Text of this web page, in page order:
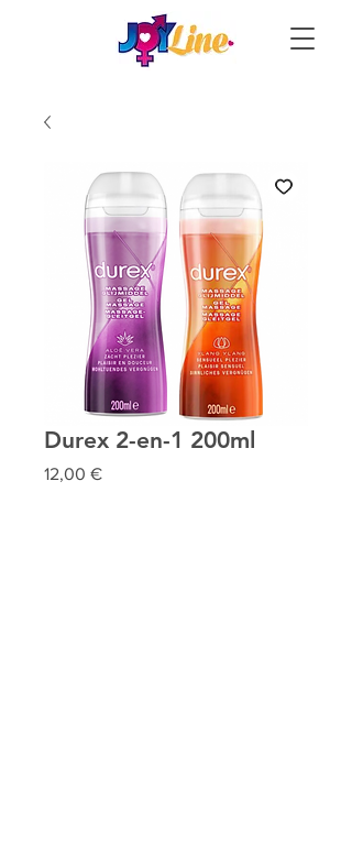
Durex 2-en-1 200ml
12,00 €Prix